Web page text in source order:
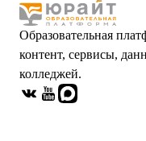
Образовательная
контент, сервисы,
колледжей.